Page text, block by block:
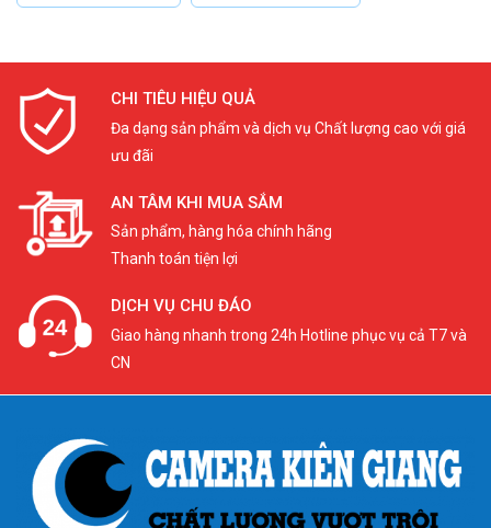
CHI TIÊU HIỆU QUẢ
Đa dạng sản phẩm và dịch vụ Chất lượng cao với giá
ưu đãi
AN TÂM KHI MUA SẮM
Sản phẩm, hàng hóa chính hãng
Thanh toán tiện lợi
DỊCH VỤ CHU ĐÁO
Giao hàng nhanh trong 24h Hotline phục vụ cả T7 và
CN